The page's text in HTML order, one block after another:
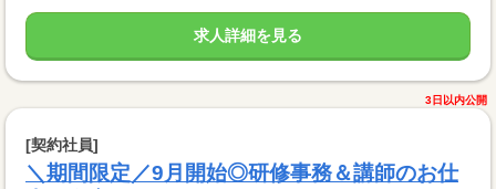
求人詳細を見る
3日以内公開
[契約社員]
＼期間限定／9月開始◎研修事務＆講師のお仕